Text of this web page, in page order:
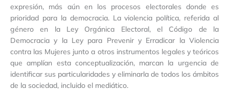
expresión, más aún en los procesos electorales donde es
prioridad para la democracia. La violencia política, referida al
género en la Ley Orgánica Electoral, el Código de la
Democracia y la Ley para Prevenir y Erradicar la Violencia
contra las Mujeres junto a otros instrumentos legales y teóricos
que amplían esta conceptualización, marcan la urgencia de
identificar sus particularidades y eliminarla de todos los ámbitos
de la sociedad, incluido el mediático.